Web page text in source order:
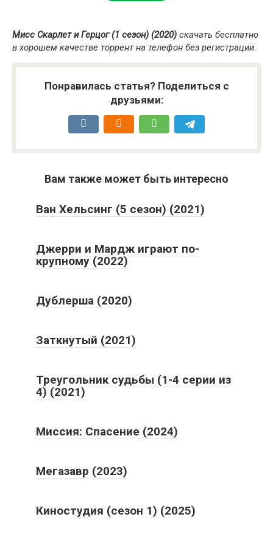
Мисс Скарлет и Герцог (1 сезон) (2020) скачать бесплатно
в хорошем качестве торрент на телефон без регистрации.
Понравилась статья? Поделиться с
друзьями:
Вам также может быть интересно
Ван Хельсинг (5 сезон) (2021)
Джерри и Мардж играют по-
крупному (2022)
Дублерша (2020)
Заткнутый (2021)
Треугольник судьбы (1-4 серии из
4) (2021)
Миссия: Спасение (2024)
Мегазавр (2023)
Киностудия (сезон 1) (2025)